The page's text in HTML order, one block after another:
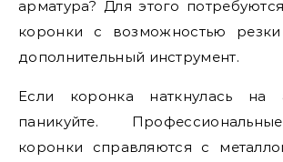
арматура? Для этого
коронки с возможностью
дополнительный инструмент.
Если коронка наткнулась на
паникуйте.
коронки справляются с